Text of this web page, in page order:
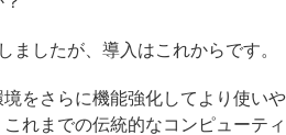
したが、導入はこれからです。
をさらに機能強化してより使いや
れまでの伝統的なコンピューティ